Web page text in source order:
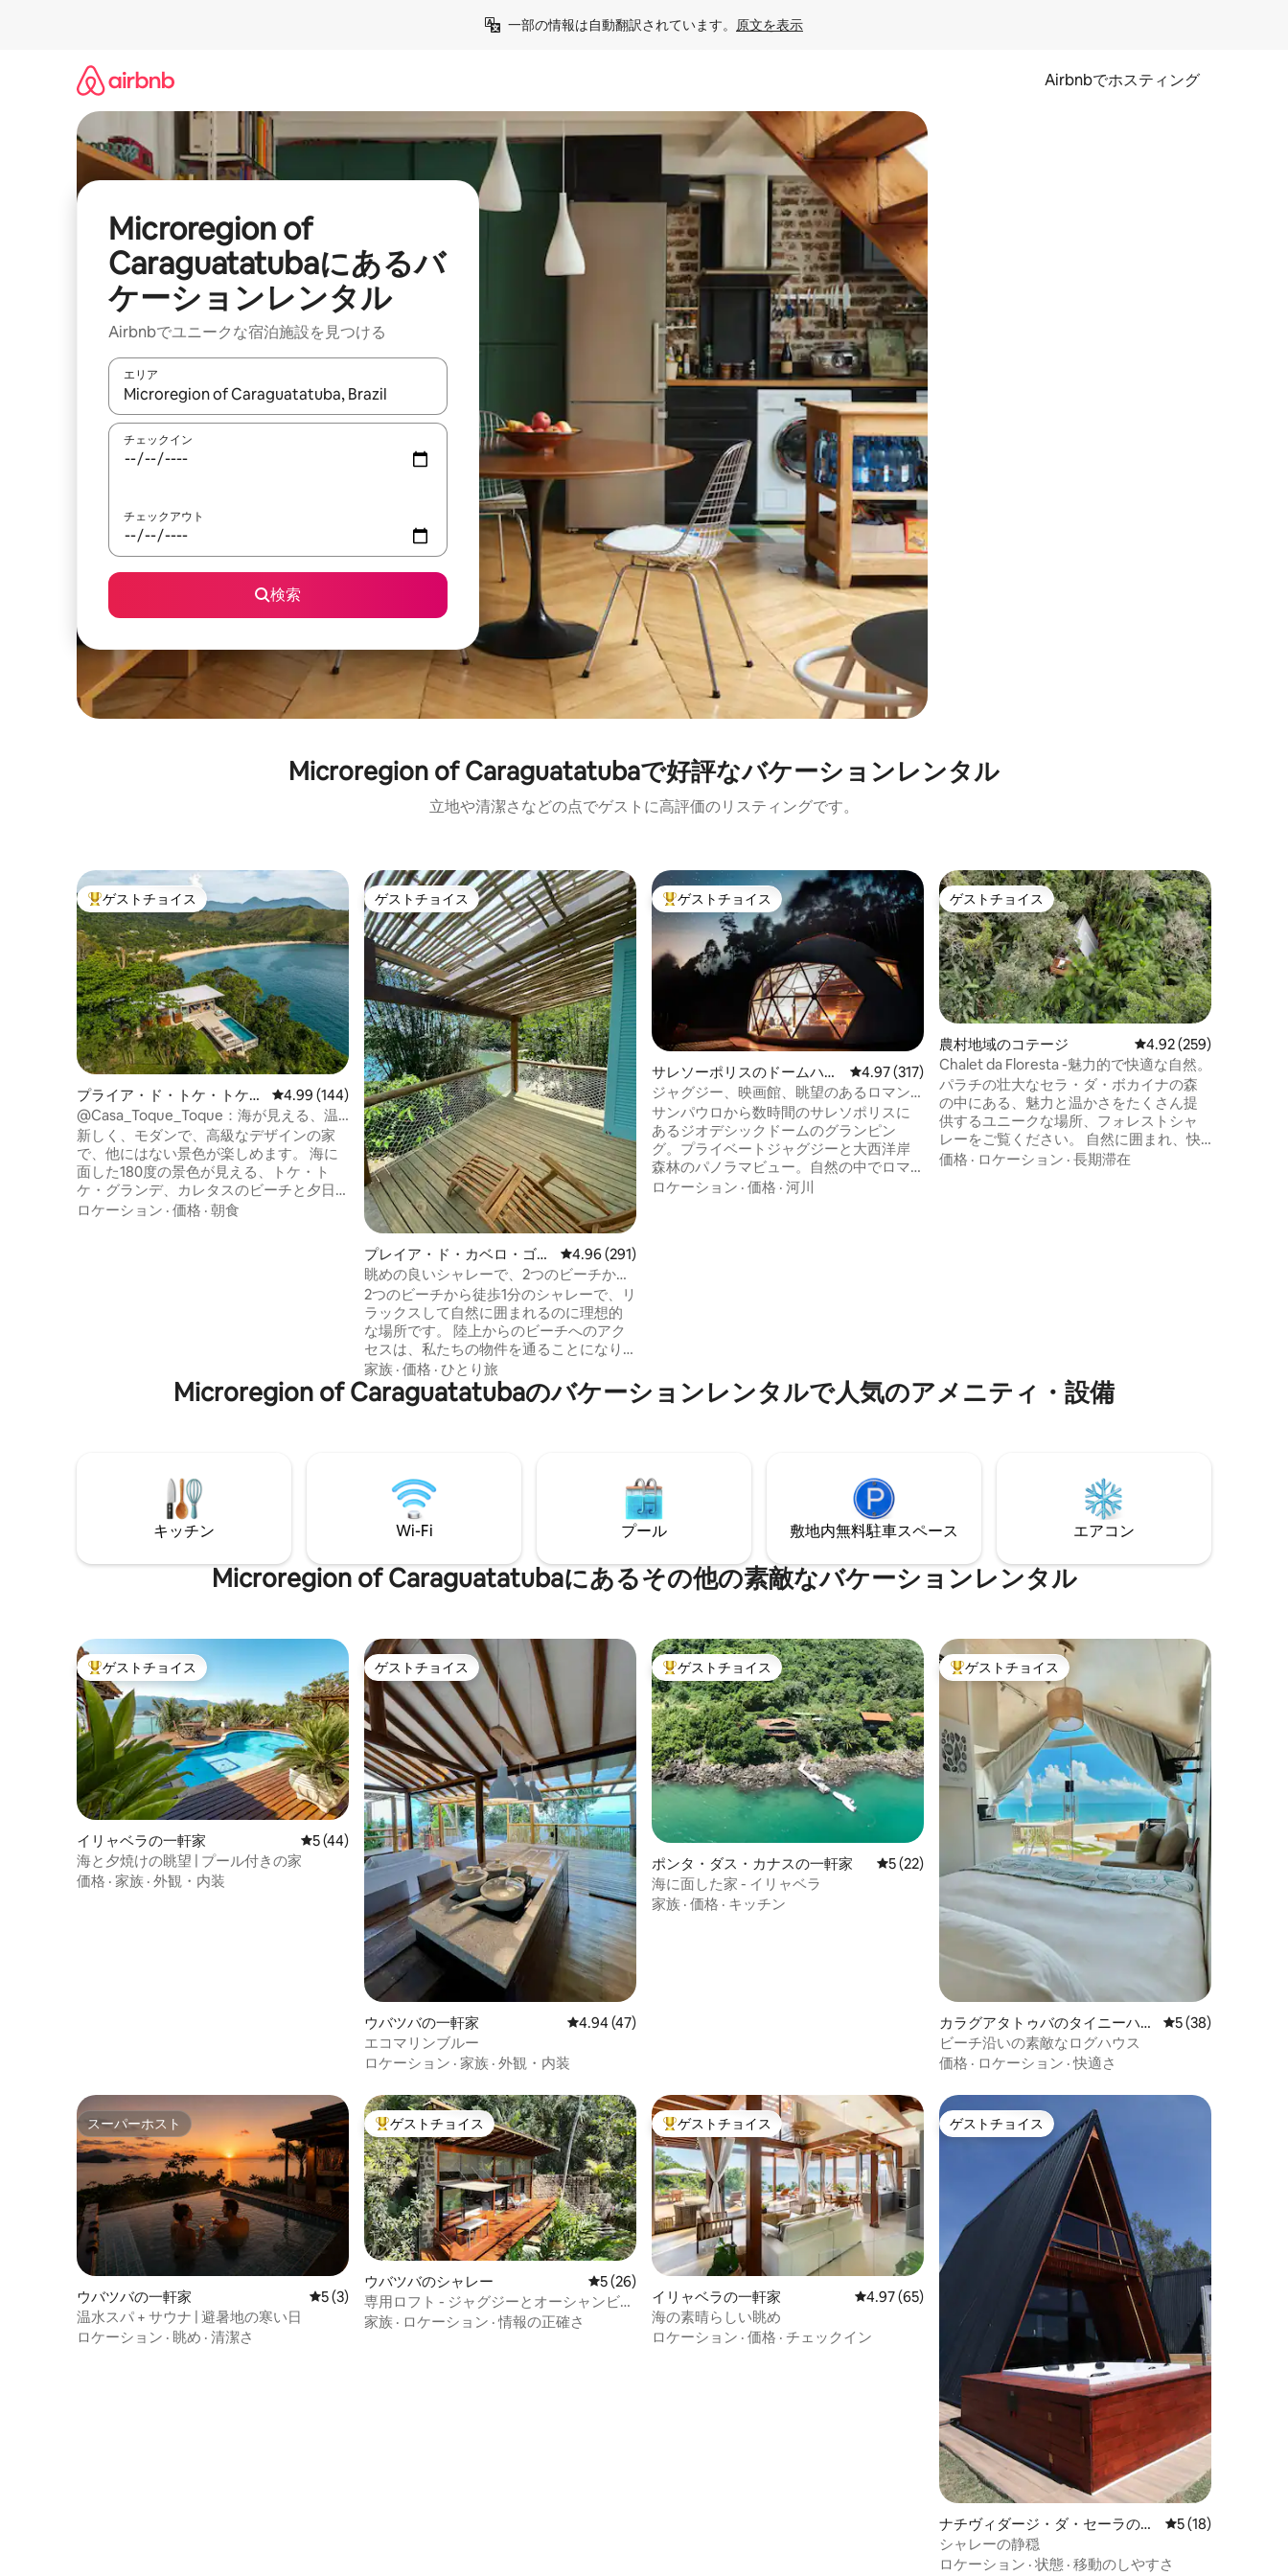
一部の情報は自動翻訳されています。 原文を表示
Airbnbでホスティング
Microregion of
Caraguatatubaにあるバ
ケーションレンタル
Airbnbでユニークな宿泊施設を見つける
エリア
検索結果が表示されたら、上下の矢印キーを使って移動するか、画面をタッチまたはスワイプして検索結果を確認することができます。
チェックイン
チェックアウト
検索
Microregion of Caraguatatubaで好評なバケーションレンタル
立地や清潔さなどの点でゲストに高評価のリスティングです。
大好評のゲストチョイスです。
ゲストチョイス
プライア・ド・トケ・トケ・
グランジの一軒家
レビュー144件、5つ星中4.99つ星の平均評価
4.99 (144)
@Casa_Toque_Toque：海が見える、温
水インフィニティプール。
新しく、モダンで、高級なデザインの家
で、他にはない景色が楽しめます。 海に
面した180度の景色が見える、トケ・ト
ケ・グランデ、カレタスのビーチと夕日
を眺めることができる、温水のインフィ
ロケーション · 価格 · 朝食
ゲストチョイス
ゲストチョイス
プレイア・ド・カベロ・ゴル
ドのシャレー
レビュー291件、5つ星中4.96つ星の平均評価
4.96 (291)
眺めの良いシャレーで、2つのビーチから1
分です。
2つのビーチから徒歩1分のシャレーで、リ
ラックスして自然に囲まれるのに理想的
な場所です。 陸上からのビーチへのアク
セスは、私たちの物件を通ることになり
ます。 特に夏の混雑したビーチで静かで
プライベートな空間をお探しの方に最適
です。 保護地域に位置し、そこにはUSP
ャベラと近隣のビーチの美しい景色を望
む10,000平方メートルの敷地
家族 · 価格 · ひとり旅
大好評のゲストチョイスです。
ゲストチョイス
サレソーポリスのドームハウ
ス
レビュー317件、5つ星中4.97つ星の平均評価
4.97 (317)
ジャグジー、映画館、眺望のあるロマン
チックなドームグランピング
サンパウロから数時間のサレソポリスに
あるジオデシックドームのグランピン
グ。プライベートジャグジーと大西洋岸
森林のパノラマビュー。自然の中でロマ
ンチックな体験を求めるカップルに最適
ロケーション · 価格 · 河川
ゲストチョイス
ゲストチョイス
農村地域のコテージ レビュー259件、5つ
4.92 (259)
Chalet da Floresta -魅力的で快適な自然。
パラチの壮大なセラ・ダ・ボカイナの森
の中にある、魅力と温かさをたくさん提
供するユニークな場所、フォレストシャ
レーをご覧ください。 自然に囲まれ、快
適でプライバシーが確保された、忘れら
価格 · ロケーション · 長期滞在
Microregion of Caraguatatubaのバケーションレンタルで人気のアメニティ・設備
キッチン Wi-Fi プール 敷地内無料駐⁠車ス⁠ペ⁠ー⁠ス エアコン
Microregion of Caraguatatubaにあるその他の素敵なバケーションレンタル
大好評のゲストチョイスです。
ゲストチョイス
イリャベラの一軒家 レビュー44件、5つ星中5つ星の平均評価
5 (44)
海と夕焼けの眺望 | プール付きの家
価格 · 家族 · 外観・内装
ゲストチョイス
ゲストチョイス
ウバツバの一軒家 レビュー47件、5つ星中4.94つ星の平均評価
4.94 (47)
エコマリンブルー
ロケーション · 家族 · 外観・内装
大好評のゲストチョイスです。
ゲストチョイス
ポンタ・ダス・カナスの一軒家 レビュー22件、5つ星中5つ星の平均評価
5 (22)
海に面した家 - イリャベラ
家族 · 価格 · キッチン
大好評のゲストチョイスです。
ゲストチョイス
カラグアタトゥバのタイニーハウ
ス
レビュー38件、5
5 (38)
ビーチ沿いの素敵なログハウス
価格 · ロケーション ·快適さ
スーパーホスト
スーパーホスト
ウバツバの一軒家 レビュー3件、5つ星中5つ星の平均評価
5 (3)
温水スパ + サウナ | 避暑地の寒い日
ロケーション · 眺め · 清潔さ
大好評のゲストチョイスです。
ゲストチョイス
ウバツバのシャレー レビュー26件、5つ星中5つ星の平均評価
5 (26)
専用ロフト - ジャグジーとオーシャンビュ
ー
家族 · ロケーション ·情報の正確さ
大好評のゲストチョイスです。
ゲストチョイス
イリャベラの一軒家 レビュー65件、5つ星中4.97つ星の平均評価
4.97 (65)
海の素晴らしい眺め
ロケーション · 価格 · チェックイン
ゲストチョイス
ゲストチョイス
ナチヴィダージ・ダ・セーラのシ
ャレー
レビュー18件、5
5 (18)
シャレーの静穏
ロケーション · 状態 · 移動のしやすさ